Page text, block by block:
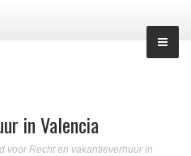
in Valencia
voor Recht en vakantieverhuur in